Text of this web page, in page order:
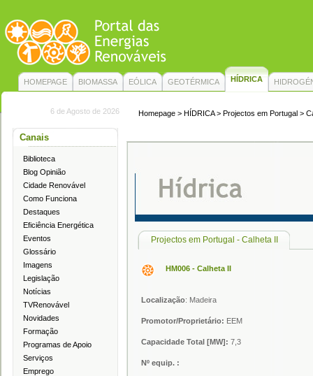
HOMEPAGE BIOMASSA EÓLICA GEOTÉRMICA HÍDRICA
6 de Agosto de 2026
Canais
Biblioteca
Blog Opinião
Cidade Renovável
Como Funciona
Destaques
Eficiência Energética
Eventos
Glossário
Imagens
Legislação
Notícias
TVRenovável
Novidades
Formação
Programas de Apoio
Serviços
Emprego
Homepage > HÍDRICA> Projectos em Portugal >
Projectos em Portugal - Calheta II
HM006 - Calheta II
Localização: Madeira
Promotor/Proprietário: EEM
Capacidade Total [MW]: 7,3
Nº equip. :